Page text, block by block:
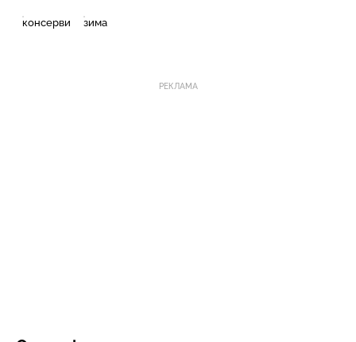
консерви зима
РЕКЛАМА